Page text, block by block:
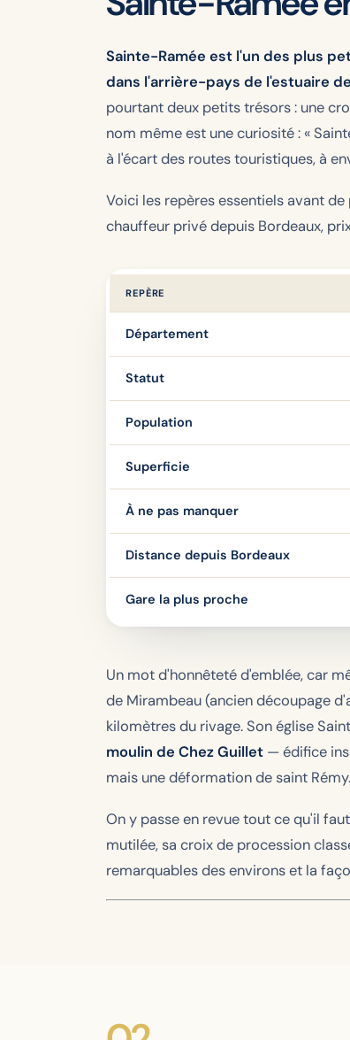
Sainte-Ramée est l'un des plus
dans l'arrière-pays de l'estuaire
pourtant deux petits trésors : une
nom même est une curiosité : «
à l'écart des routes touristiques, à
Voici les repères essentiels avant
chauffeur privé depuis Bordeaux,
REPÈRE
Département
Statut
Population
Superficie
À ne pas manquer
Distance depuis Bordeaux
Gare la plus proche
Un mot d'honnêteté d'emblée, car
de Mirambeau (ancien découpage
kilomètres du rivage. Son église
moulin de Chez Guillet — édifice
mais une déformation de saint
On y passe en revue tout ce qu'il
mutilée, sa croix de procession
remarquables des environs et la